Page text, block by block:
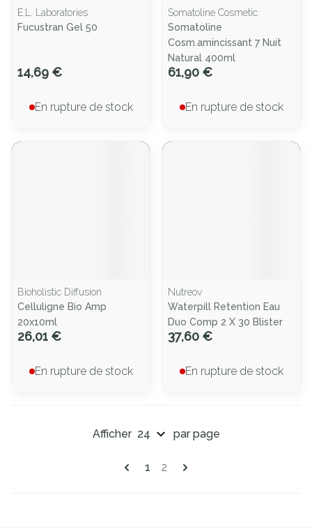
E.L. Laboratories
Fucustran Gel 50
14,69 €
En rupture de stock
Somatoline Cosmetic
Somatoline
Cosm.amincissant 7 Nuit
Natural 400ml
61,90 €
En rupture de stock
Bioholistic Diffusion
Celluligne Bio Amp
20x10ml
26,01 €
En rupture de stock
Nutreov
Waterpill Retention Eau
Duo Comp 2 X 30 Blister
37,60 €
En rupture de stock
Pages
Vous lisez actuellement la page
1 Page
2
Afficher par page